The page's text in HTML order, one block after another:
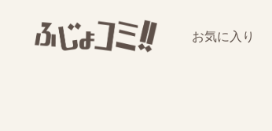
お気に入り